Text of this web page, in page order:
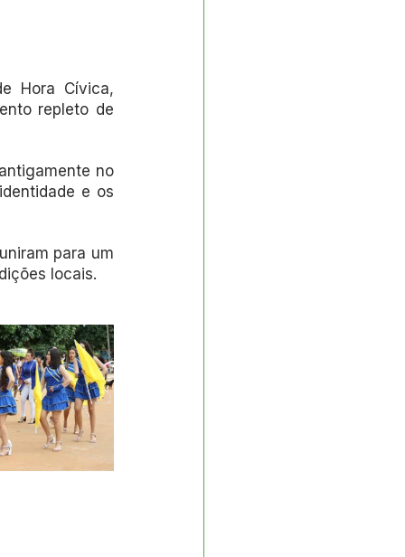
Hora Cívica,
repleto de
no
e os
para um
locais.